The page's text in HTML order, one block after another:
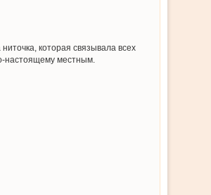
которая связывала всех
настоящему местным.